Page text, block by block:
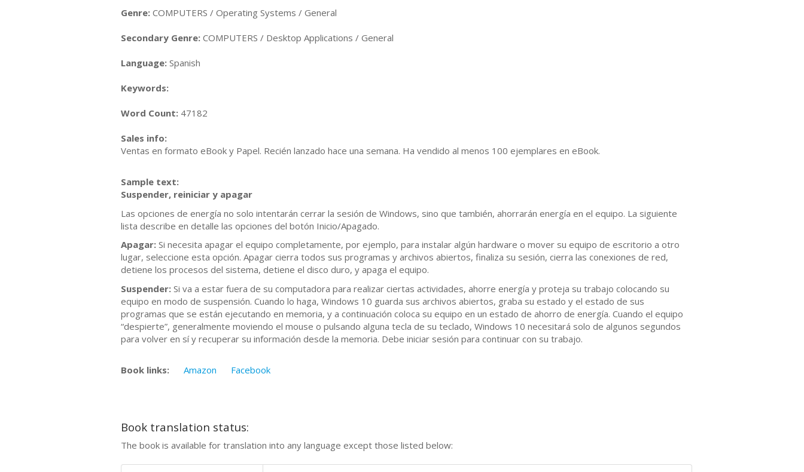
Genre: COMPUTERS / Operating Systems / General
Secondary Genre: COMPUTERS / Desktop Applications / General
Language: Spanish
Keywords:
Word Count: 47182
Sales info:
Ventas en formato eBook y Papel. Recién lanzado hace una semana. Ha vendido al menos 100 ejemplares en eBook.
Sample text:
Suspender, reiniciar y apagar
Las opciones de energía no solo intentarán cerrar la sesión de Windows, sino que también, ahorrarán energía en el equipo. La siguiente
lista describe en detalle las opciones del botón Inicio/Apagado.
Apagar: Si necesita apagar el equipo completamente, por ejemplo, para instalar algún hardware o mover su equipo de escritorio a otro
lugar, seleccione esta opción. Apagar cierra todos sus programas y archivos abiertos, finaliza su sesión, cierra las conexiones de red,
detiene los procesos del sistema, detiene el disco duro, y apaga el equipo.
Suspender: Si va a estar fuera de su computadora para realizar ciertas actividades, ahorre energía y proteja su trabajo colocando su
equipo en modo de suspensión. Cuando lo haga, Windows 10 guarda sus archivos abiertos, graba su estado y el estado de sus
programas que se están ejecutando en memoria, y a continuación coloca su equipo en un estado de ahorro de energía. Cuando el equipo
“despierte”, generalmente moviendo el mouse o pulsando alguna tecla de su teclado, Windows 10 necesitará solo de algunos segundos
para volver en sí y recuperar su información desde la memoria. Debe iniciar sesión para continuar con su trabajo.
Book links: Amazon Facebook
Book translation status:
The book is available for translation into any language except those listed below: